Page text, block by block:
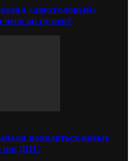
«двухголовый»
чего он нужен?
появляться новые
ДПС